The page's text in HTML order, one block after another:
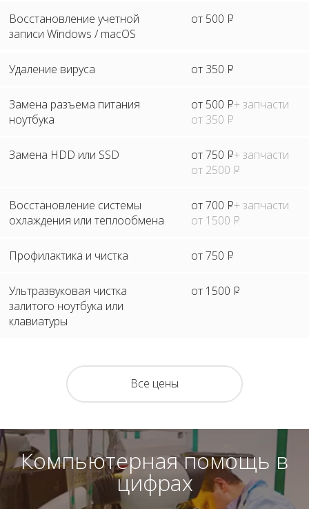
Восстановление учетной
записи Windows / macOS
от 500 Р
Удаление вируса от 350 Р
Замена разъема питания
ноутбука
от 500 Р+ запчасти
от 350 Р
Замена HDD или SSD от 750 Р+ запчасти
от 2500 Р
Восстановление системы
охлаждения или теплообмена
от 700 Р+ запчасти
от 1500 Р
Профилактика и чистка от 750 Р
Ультразвуковая чистка
залитого ноутбука или
клавиатуры
от 1500 Р
Все цены
Компьютерная помощь в
цифрах